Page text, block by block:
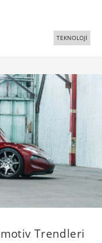
TEKNOLOJİ
Trendleri